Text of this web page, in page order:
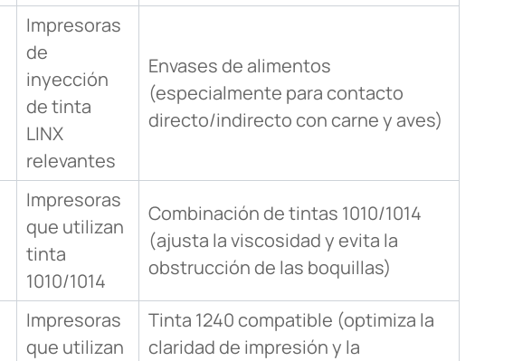
Impresoras
de
inyección
de tinta
LINX
relevantes
Envases de alimentos
(especialmente para contacto
directo/indirecto con carne y aves)
Impresoras
que utilizan
tinta
1010/1014
Combinación de tintas 1010/1014
(ajusta la viscosidad y evita la
obstrucción de las boquillas)
Impresoras
que utilizan
Tinta 1240 compatible (optimiza la
claridad de impresión y la